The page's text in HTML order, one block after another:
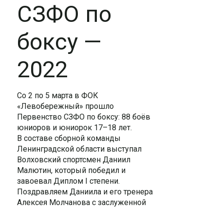
СЗФО по
боксу —
2022
Со 2 по 5 марта в ФОК
«Левобережный» прошло
Первенство СЗФО по боксу: 88 боёв
юниоров и юниорок 17–18 лет.
В составе сборной команды
Ленинградской области выступал
Волховский спортсмен Даниил
Малютин, который победил и
завоевал Диплом I степени.
Поздравляем Даниила и его тренера
Алексея Молчанова с заслуженной